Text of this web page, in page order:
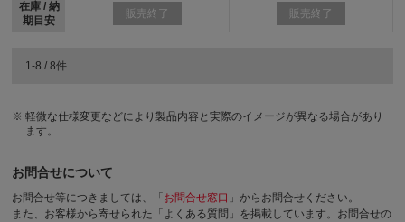
在庫 / 納
期目安
販売終了 販売終了
1-8 / 8件
軽微な仕様変更などにより製品内容と実際のイメージが異なる場合があり
ます。
お問合せについて
お問合せ等につきましては、「 お問合せ窓口 」からお問合せください。
また、お客様から寄せられた「よくある質問」を掲載しています。お問合せの